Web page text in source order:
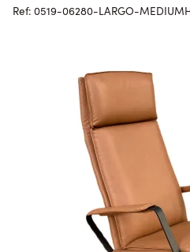
Ref: 0519-06280-LARGO-